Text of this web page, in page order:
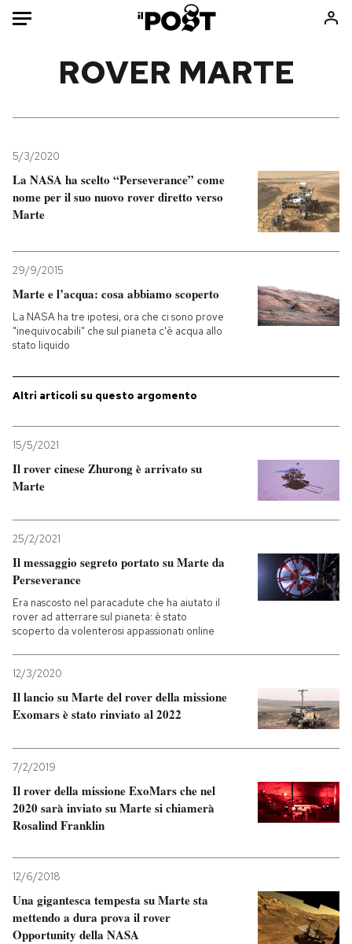
Mondo
Politica
Tecnologia
Cultura
Economia
Sport
Consumismi
Storie/Idee
Ok Boomer!
Altrecose
Mondiali calcio 2026
I MIEI PREFERITI
SHOP
Entra
ROVER MARTE
5/3/2020
La NASA ha scelto “Perseverance” come
nome per il suo nuovo rover diretto verso
Marte
29/9/2015
Marte e l’acqua: cosa abbiamo scoperto
La NASA ha tre ipotesi, ora che ci sono prove
"inequivocabili" che sul pianeta c'è acqua allo
stato liquido
Altri articoli su questo argomento
15/5/2021
Il rover cinese Zhurong è arrivato su
Marte
25/2/2021
Il messaggio segreto portato su Marte da
Perseverance
Era nascosto nel paracadute che ha aiutato il
rover ad atterrare sul pianeta: è stato
scoperto da volenterosi appassionati online
12/3/2020
Il lancio su Marte del rover della missione
Exomars è stato rinviato al 2022
7/2/2019
Il rover della missione ExoMars che nel
2020 sarà inviato su Marte si chiamerà
Rosalind Franklin
12/6/2018
Una gigantesca tempesta su Marte sta
mettendo a dura prova il rover
Opportunity della NASA